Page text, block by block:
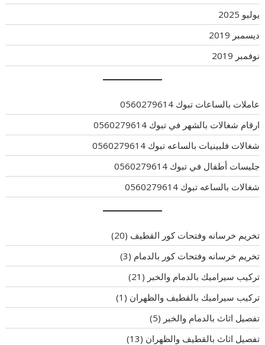
يوليو 2025
ديسمبر 2019
نوفمبر 2019
عاملات بالساعات تبوك 0560279614
ارقام شغالات بالشهر في تبوك 0560279614
شغالات فلبينيات بالساعه تبوك 0560279614
جليسات أطفال في تبوك 0560279614
شغالات بالساعه تبوك 0560279614
تخريم خرسانه وفتحات كور القطيف (20)
تخريم خرسانه وفتحات كور بالدمام (3)
تركيب سيراميك بالدمام والخبر (21)
تركيب سيراميك بالقطيف والظهران (1)
تفصيل اثاث بالدمام والخبر (5)
تفصيل اثاث بالقطيف والظهران (13)